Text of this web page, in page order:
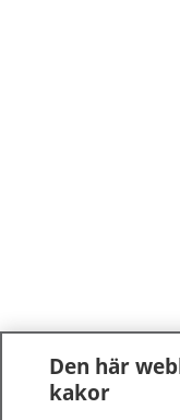
1177 –tryggt
Den här
kakor